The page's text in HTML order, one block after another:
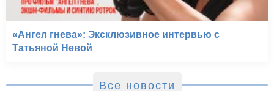
«Ангел гнева»: Эксклюзивное интервью с
Татьяной Невой
Все новости